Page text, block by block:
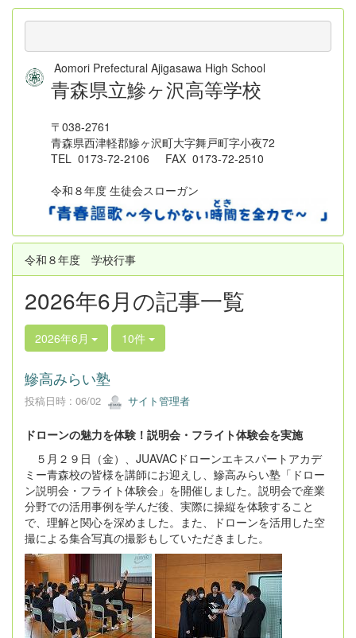
Aomori Prefectural Ajigasawa High School
青森県立鰺ヶ沢高等学校
〒038-2761
青森県西津軽郡鰺ヶ沢町大字舞戸町字小夜72
TEL 0173-72-2106 FAX 0173-72-2510
令和８年度 生徒会スローガン
令和８年度 学校行事
2026年6月の記事一覧
2026年6月 10件
鰺高みらい塾
投稿日時 : 06/02 サイト管理者
ドローンの魅力を体験！説明会・フライト体験会を実施
５月２９日（金）、JUAVACドローンエキスパートアカデ
ミー青森校の皆様を講師にお迎えし、鰺高みらい塾「ドロー
ン説明会・フライト体験会」を開催しました。説明会で産業
分野での活用事例を学んだ後、実際に操縦を体験すること
で、理解と関心を深めました。また、ドローンを活用した空
撮による集合写真の撮影もしていただきました。